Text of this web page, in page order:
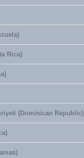
Rica)
(Dominican Republic)